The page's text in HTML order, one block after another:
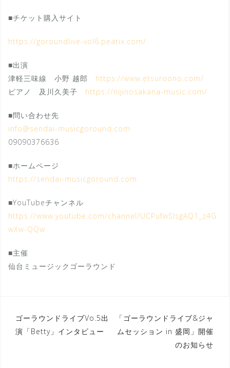
■チケット購入サイト
https://goroundlive-vol6.peatix.com/
■出演
津軽三味線 小野 越郎 https://www.etsuroono.com/
ピアノ 及川久美子 https://nijinosakana-music.com/
■問い合わせ先
info@sendai-musicgoround.com
09090376636
■ホームページ
https://sendai-musicgoround.com
■YouTubeチャンネル
https://www.youtube.com/channel/UCPufwSIsgAQ1_z4G
wXw-QQw
■主催
仙台ミュージックゴーラウンド
投
稿
ゴーラウンドライブVo.5出
演「Betty」インタビュー
「ゴーラウンドライブ&ジャ
ムセッション in 盛岡」開催
のお知らせ